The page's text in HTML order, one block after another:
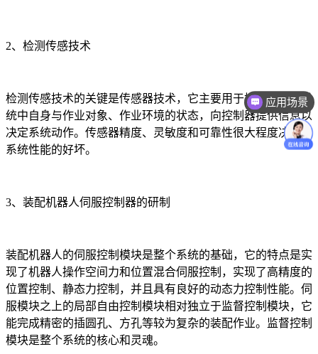
2、检测传感技术
检测传感技术的关键是传感器技术，它主要用于检测机器人系
统中自身与作业对象、作业环境的状态，向控制器提供信息以
决定系统动作。传感器精度、灵敏度和可靠性很大程度决定了
系统性能的好坏。
3、装配机器人伺服控制器的研制
装配机器人的伺服控制模块是整个系统的基础，它的特点是实
现了机器人操作空间力和位置混合伺服控制，实现了高精度的
位置控制、静态力控制，并且具有良好的动态力控制性能。伺
服模块之上的局部自由控制模块相对独立于监督控制模块，它
能完成精密的插圆孔、方孔等较为复杂的装配作业。监督控制
模块是整个系统的核心和灵魂。
应用场景